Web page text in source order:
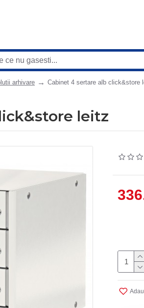
arhivare Cabinet 4 sertare alb click&store
leitz